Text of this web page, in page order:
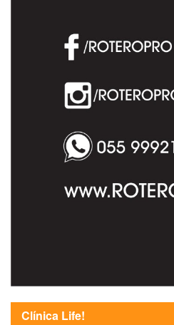
Clínica Life!